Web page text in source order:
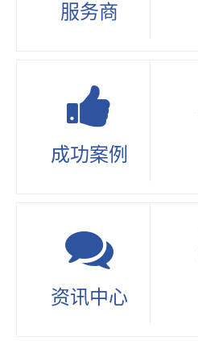
服务商
成功案例
资讯中心